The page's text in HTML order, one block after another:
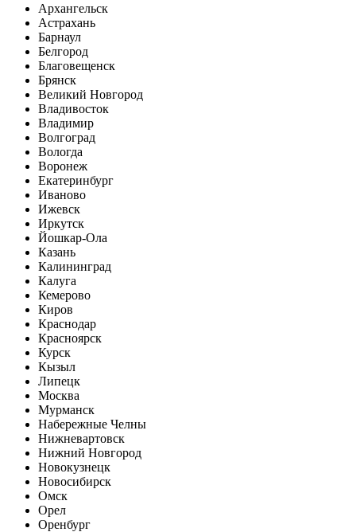
Архангельск
Астрахань
Барнаул
Белгород
Благовещенск
Брянск
Великий Новгород
Владивосток
Владимир
Волгоград
Вологда
Воронеж
Екатеринбург
Иваново
Ижевск
Иркутск
Йошкар-Ола
Казань
Калининград
Калуга
Кемерово
Киров
Краснодар
Красноярск
Курск
Кызыл
Липецк
Москва
Мурманск
Набережные Челны
Нижневартовск
Нижний Новгород
Новокузнецк
Новосибирск
Омск
Орел
Оренбург